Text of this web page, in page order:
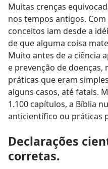
Muitas crenças
nos tempos antigos.
conceitos iam desde a
de que alguma coisa
Muito antes de a ciência
e prevenção de doenças,
práticas que eram
alguns casos, até fatais.
1.100 capítulos, a Bíblia
anticientífico ou práticas
Declarações
corretas.